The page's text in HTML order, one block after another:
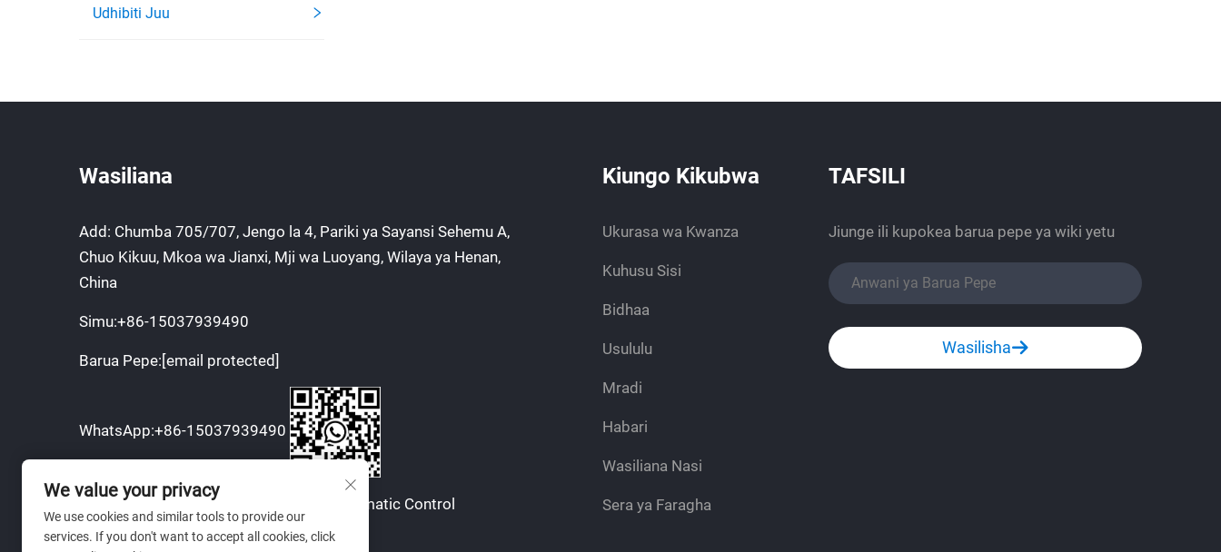
Udhibiti Juu
Wasiliana
Add: Chumba 705/707, Jengo la 4, Pariki ya Sayansi Sehemu A,
Chuo Kikuu, Mkoa wa Jianxi, Mji wa Luoyang, Wilaya ya Henan,
China
Simu:+86-15037939490
Barua Pepe: [email protected]
WhatsApp:+86-15037939490
Copyright © 2025 na Luoyang Bozhi Automatic Control
Technology Co., Ltd.
Kiungo Kikubwa
Ukurasa wa Kwanza
Kuhusu Sisi
Bidhaa
Usululu
Mradi
Habari
Wasiliana Nasi
Sera ya Faragha
TAFSILI
Jiunge ili kupokea barua pepe ya wiki yetu
Wasilisha
We value your privacy
We use cookies and similar tools to provide our
services. If you don't want to accept all cookies, click